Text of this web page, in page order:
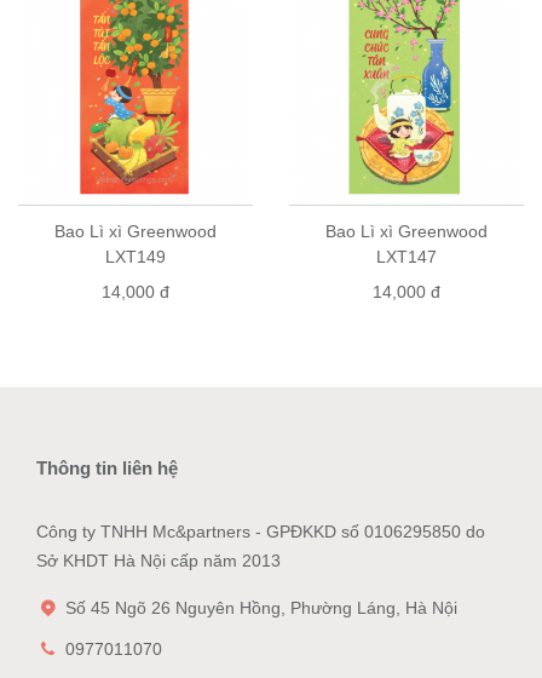
Bao Lì xì Greenwood
LXT149
14,000 đ
Bao Lì xì Greenwood
LXT147
14,000 đ
Thông tin liên hệ
Công ty TNHH Mc&partners - GPĐKKD số 0106295850 do
Sở KHDT Hà Nội cấp năm 2013
Số 45 Ngõ 26 Nguyên Hồng, Phường Láng, Hà Nội
0977011070